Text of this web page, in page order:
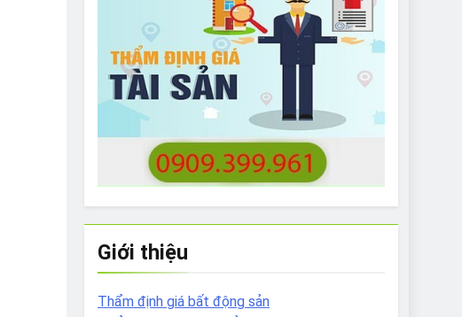
How Often Do I Need to Groom My Bulldog
Giới thiệu
Thẩm định giá bất động sản